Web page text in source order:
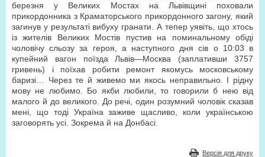
березня у Великих Мостах на Львівщині поховали
прикордонника з Краматорського прикордонного загону, який
загинув у результаті вибуху гранати. А тепер уявіть, що хтось
із жителів Великих Мостів пустив на поминальному обіді
чоловічу сльозу за героя, а наступного дня сів о 10:03 в
купейний вагон поїзда Львів—Москва (заплативши 3757
гривень) і поїхав робити ремонт якомусь московському
баризі… Через те й живемо ми якось неправильно. І рідну
мову не любимо. Бо якби любили, то говорили б нею від
малого й до великого. До речі, один розумний чоловік сказав
мені, що тоді Україна заживе щасливо, коли українською
заговорять усі. Зок­рема й на Донбасі.
Версія для друку